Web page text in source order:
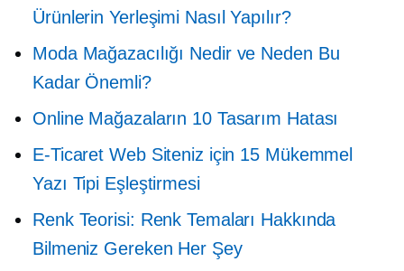
Ürünlerin Yerleşimi Nasıl Yapılır?
Moda Mağazacılığı Nedir ve Neden Bu
Kadar Önemli?
Online Mağazaların 10 Tasarım Hatası
E-Ticaret Web Siteniz için 15 Mükemmel
Yazı Tipi Eşleştirmesi
Renk Teorisi: Renk Temaları Hakkında
Bilmeniz Gereken Her Şey